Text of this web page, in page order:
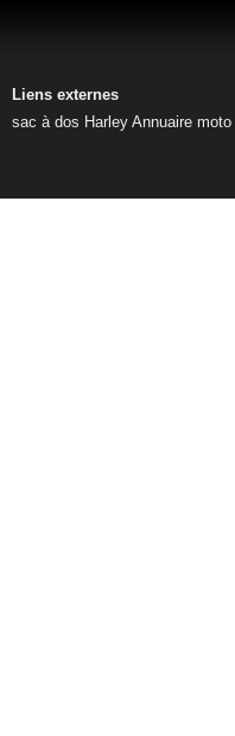
Liens externes
sac à dos Harley Annuaire moto